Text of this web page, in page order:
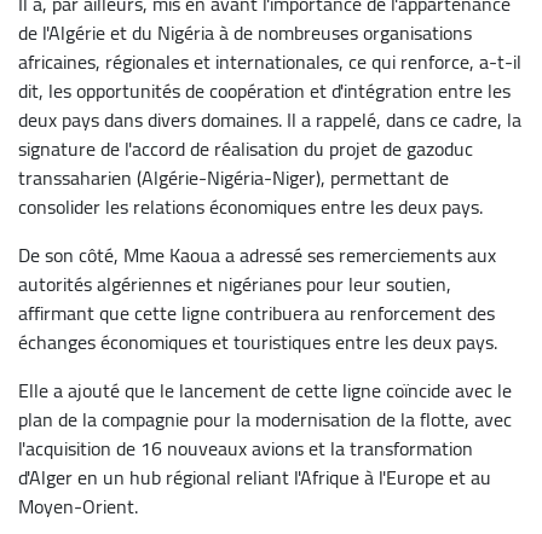
de l'Algérie et du Nigéria à de nombreuses organisations
africaines, régionales et internationales, ce qui renforce, a-t-il
dit, les opportunités de coopération et d'intégration entre les
deux pays dans divers domaines. Il a rappelé, dans ce cadre, la
signature de l'accord de réalisation du projet de gazoduc
transsaharien (Algérie-Nigéria-Niger), permettant de
consolider les relations économiques entre les deux pays.
De son côté, Mme Kaoua a adressé ses remerciements aux
autorités algériennes et nigérianes pour leur soutien,
affirmant que cette ligne contribuera au renforcement des
échanges économiques et touristiques entre les deux pays.
Elle a ajouté que le lancement de cette ligne coïncide avec le
plan de la compagnie pour la modernisation de la flotte, avec
l'acquisition de 16 nouveaux avions et la transformation
d'Alger en un hub régional reliant l'Afrique à l'Europe et au
Moyen-Orient.